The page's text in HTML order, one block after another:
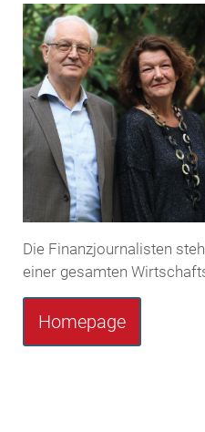
Die Finanzjournalisten
einer gesamten
Homepage